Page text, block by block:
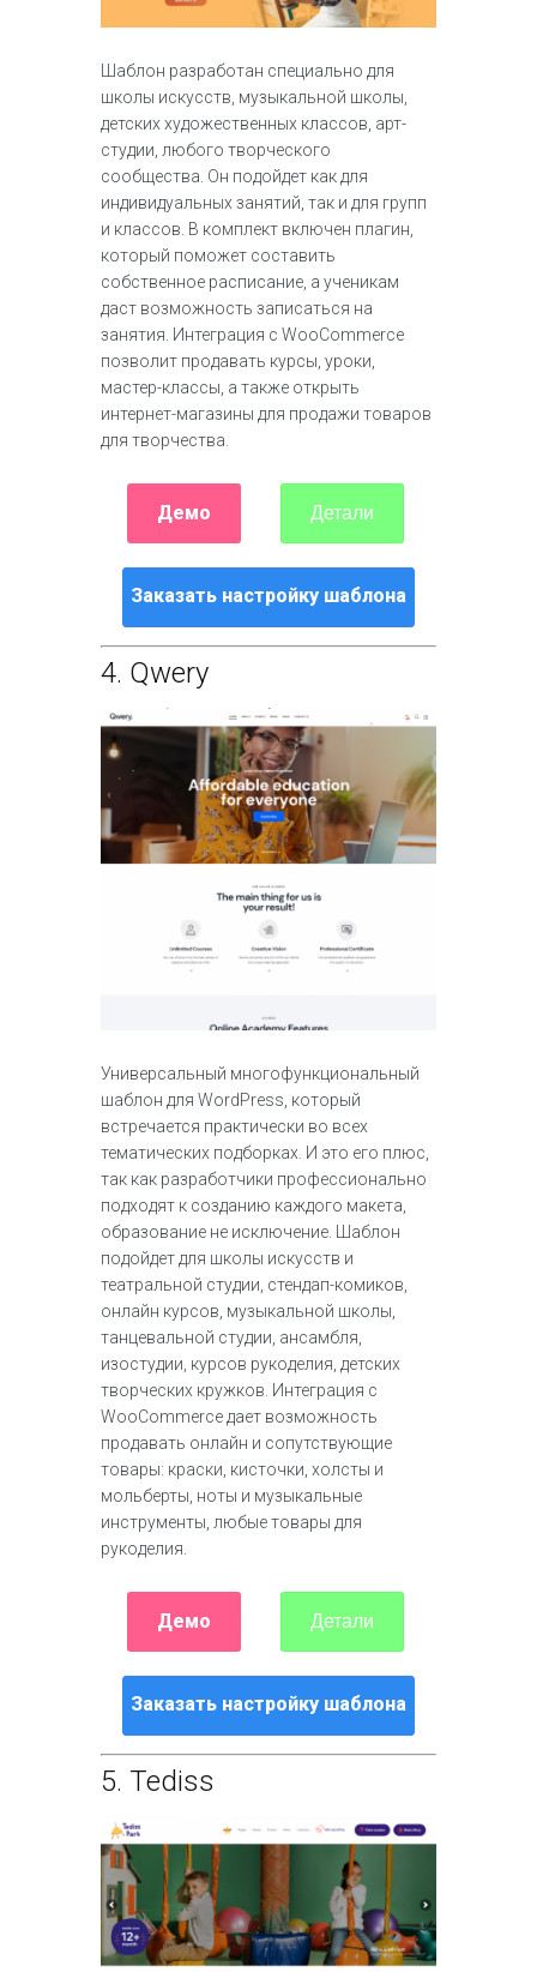
Шаблон разработан специально для
школы искусств, музыкальной школы,
детских художественных классов, арт-
студии, любого творческого
сообщества. Он подойдет как для
индивидуальных занятий, так и для групп
и классов. В комплект включен плагин,
который поможет составить
собственное расписание, а ученикам
даст возможность записаться на
занятия. Интеграция с WooCommerce
позволит продавать курсы, уроки,
мастер-классы, а также открыть
интернет-магазины для продажи товаров
для творчества.
Демо Детали
Заказать настройку шаблона
4. Qwery
Универсальный многофункциональный
шаблон для WordPress, который
встречается практически во всех
тематических подборках. И это его плюс,
так как разработчики профессионально
подходят к созданию каждого макета,
образование не исключение. Шаблон
подойдет для школы искусств и
театральной студии, стендап-комиков,
онлайн курсов, музыкальной школы,
танцевальной студии, ансамбля,
изостудии, курсов рукоделия, детских
творческих кружков. Интеграция с
WooCommerce дает возможность
продавать онлайн и сопутствующие
товары: краски, кисточки, холсты и
мольберты, ноты и музыкальные
инструменты, любые товары для
рукоделия.
Демо Детали
Заказать настройку шаблона
5. Tediss